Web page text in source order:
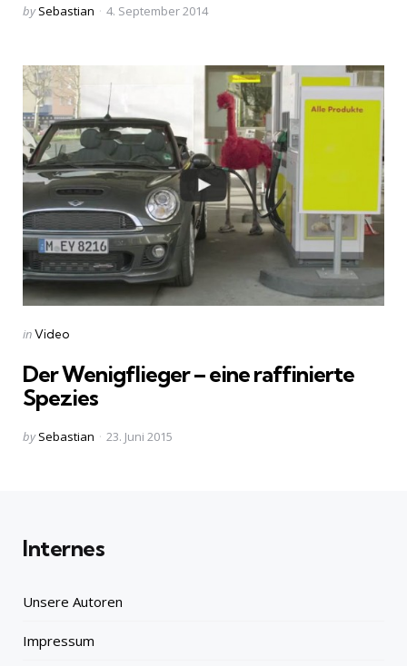
Posted
by Sebastian 4. September 2014
Categories
Posted
inVideo
Der Wenigflieger – eine raffinierte
Spezies
Posted
by Sebastian 23. Juni 2015
Internes
Unsere Autoren
Impressum